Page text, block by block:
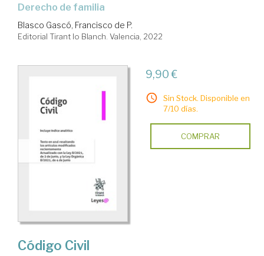
Derecho de familia
Blasco Gascó, Francisco de P.
Editorial Tirant lo Blanch. Valencia, 2022
9,90 €
Sin Stock. Disponible en
7/10 días.
COMPRAR
Código Civil